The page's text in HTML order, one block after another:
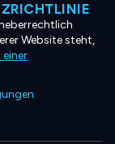
Website steht,